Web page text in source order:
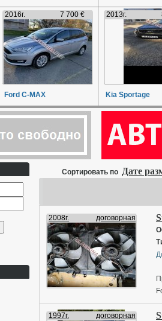
2016г. 7 700 €
Ford C-MAX
2013г.
Kia Sportage
Сортировать по Дате
2008г. договорная
1997г. договорная